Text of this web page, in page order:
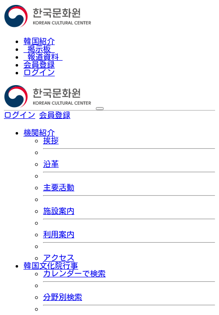
韓国紹介
掲示板
報道資料
会員登録
ログイン
ログイン 会員登録
機関紹介
挨拶
沿革
主要活動
施設案内
利用案内
アクセス
韓国文化院行事
カレンダーで検索
分野別検索